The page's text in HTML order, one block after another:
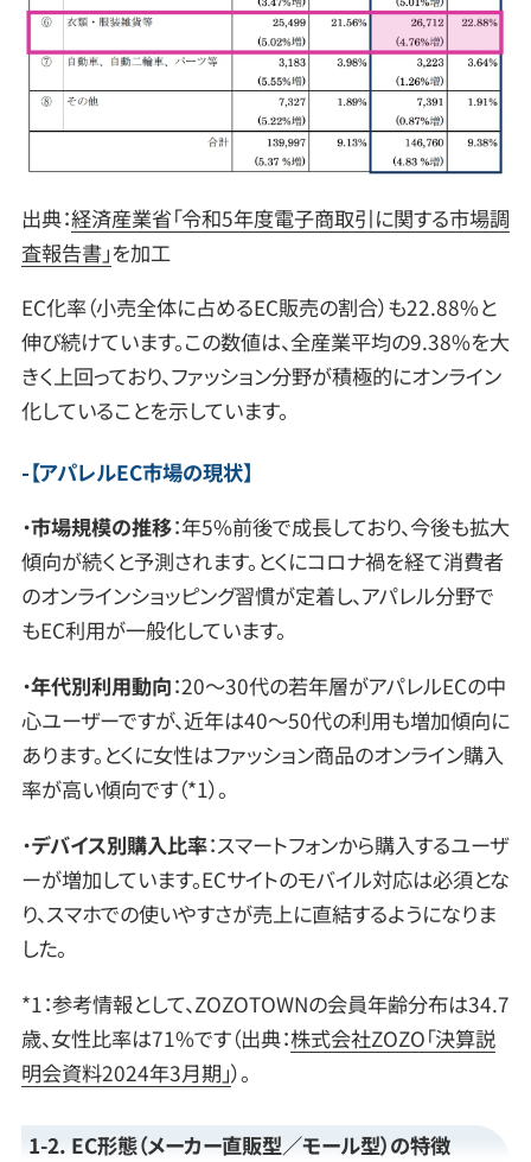
出典：経済産業省「令和5年度電子商取引に関する市場調
査報告書」を加工
EC化率（小売全体に占めるEC販売の割合）も22.88%と
伸び続けています。この数値は、全産業平均の9.38%を大
きく上回っており、ファッション分野が積極的にオンライン
化していることを示しています。
【アパレルEC市場の現状】
・市場規模の推移：年5%前後で成長しており、今後も拡大
傾向が続くと予測されます。とくにコロナ禍を経て消費者
のオンラインショッピング習慣が定着し、アパレル分野で
もEC利用が一般化しています。
・年代別利用動向：20～30代の若年層がアパレルECの中
心ユーザーですが、近年は40～50代の利用も増加傾向に
あります。とくに女性はファッション商品のオンライン購入
率が高い傾向です（*1）。
・デバイス別購入比率：スマートフォンから購入するユーザ
ーが増加しています。ECサイトのモバイル対応は必須とな
り、スマホでの使いやすさが売上に直結するようになりま
した。
*1：参考情報として、ZOZOTOWNの会員年齢分布は34.7
歳、女性比率は71%です（出典：株式会社ZOZO「決算説
明会資料2024年3月期」）。
1-2. EC形態（メーカー直販型／モール型）の特徴